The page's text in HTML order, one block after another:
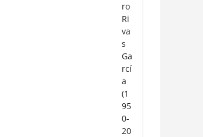
ro
Ri
va
s
Ga
rcí
a
(1
95
0-
20